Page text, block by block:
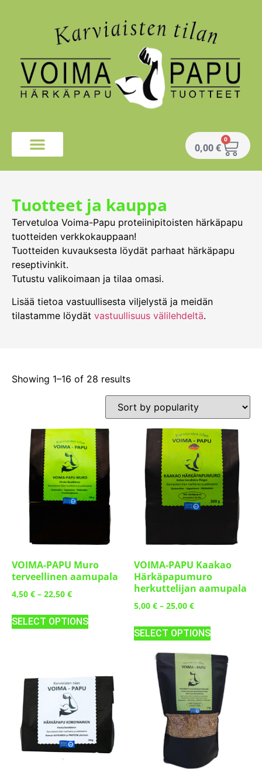
0,00€
0
Tuotteet ja kauppa
Tervetuloa Voima-Papu proteiinipitoisten härkäpapu
tuotteiden verkkokauppaan!
Tuotteiden kuvauksesta löydät parhaat härkäpapu
reseptivinkit.
Tutustu valikoimaan ja tilaa omasi.
Lisää tietoa vastuullisesta viljelystä ja meidän
tilastamme löydät vastuullisuus välilehdeltä.
Showing 1–16 of 28 results
VOIMA-PAPU Muro
terveellinen aamupala
4,50 € – 22,50 €
SELECT OPTIONS
VOIMA-PAPU Kaakao
Härkäpapumuro
herkuttelijan aamupala
5,00 € – 25,00 €
SELECT OPTIONS